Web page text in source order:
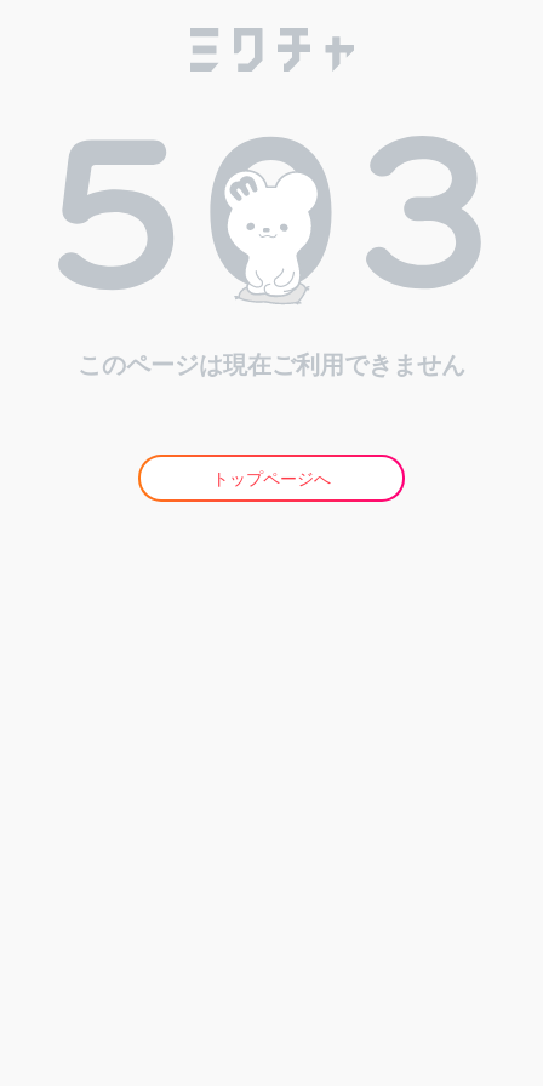
このページは現在ご利用できません